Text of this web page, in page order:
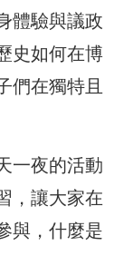
體驗與議政
史如何在博
們在獨特且
一夜的活動
，讓大家在
與，什麼是